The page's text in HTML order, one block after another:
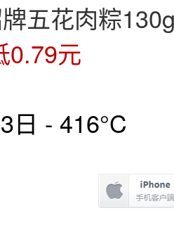
牌五花肉粽
0.79元
日 - 416°C